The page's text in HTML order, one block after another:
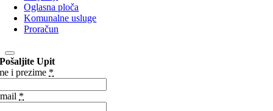
Oglasna ploča
Komunalne usluge
Proračun
Pošaljite Upit
i prezime *
*